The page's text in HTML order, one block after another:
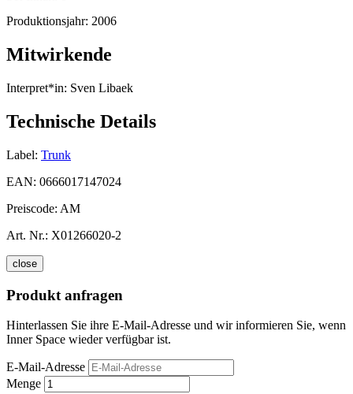
Produktionsjahr: 2006
Mitwirkende
Interpret*in: Sven Libaek
Technische Details
Label: Trunk
EAN: 0666017147024
Preiscode: AM
Art. Nr.: X01266020-2
close
Produkt anfragen
Hinterlassen Sie ihre E-Mail-Adresse und wir informieren Sie, wenn
Inner Space wieder verfügbar ist.
E-Mail-Adresse
Menge